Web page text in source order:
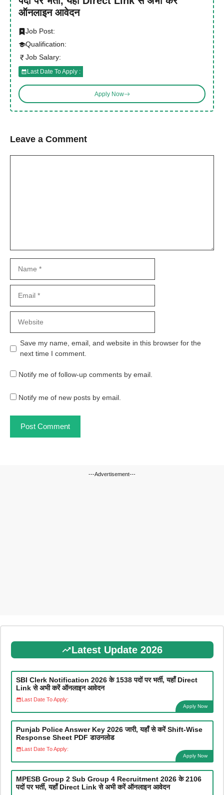
ऑनलाइन आवेदन
Job Post:
Qualification:
Job Salary:
Last Date To Apply :
Apply Now
Leave a Comment
Save my name, email, and website in this browser for the
next time I comment.
Notify me of follow-up comments by email.
Notify me of new posts by email.
---Advertisement---
Latest Update 2026
SBI Clerk Notification 2026 के 1538 पदों पर भर्ती, यहाँ Direct
Link से अभी करें ऑनलाइन आवेदन
Last Date To Apply:
Apply Now
Punjab Police Answer Key 2026 जारी, यहाँ से करें Shift-Wise
Response Sheet PDF डाउनलोड
Last Date To Apply:
Apply Now
MPESB Group 2 Sub Group 4 Recruitment 2026 के 2106
पदों पर भर्ती, यहाँ Direct Link से अभी करें ऑनलाइन आवेदन